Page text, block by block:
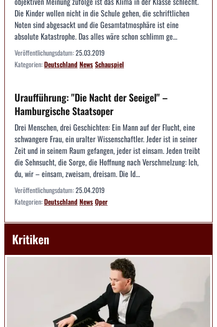
Die Kinder wollen nicht in die Schule gehen, die schriftlichen
Noten sind abgesackt und die Gesamtatmosphäre ist eine
absolute Katastrophe. Das alles wäre schon schlimm ge...
Veröffentlichungsdatum:25.03.2019
Kategorien:DeutschlandNewsSchauspiel
Uraufführung: "Die Nacht der Seeigel" –
Hamburgische Staatsoper
Drei Menschen, drei Geschichten: Ein Mann auf der Flucht, eine
schwangere Frau, ein uralter Wissenschaftler. Jeder ist in seiner
Zeit und in seinem Raum gefangen, jeder ist einsam. Jeden treibt
die Sehnsucht, die Sorge, die Hoffnung nach Verschmelzung: Ich,
du, wir – einsam, zweisam, dreisam. Die Id...
Veröffentlichungsdatum:25.04.2019
Kategorien:DeutschlandNewsOper
Kritiken